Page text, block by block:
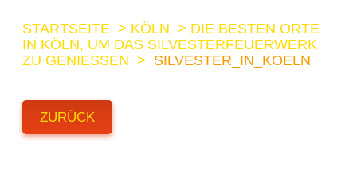
STARTSEITE > KÖLN > DIE BESTEN ORTE
IN KÖLN, UM DAS SILVESTERFEUERWERK
ZU GENIESSEN
> SILVESTER_IN_KOELN
ZURÜCK